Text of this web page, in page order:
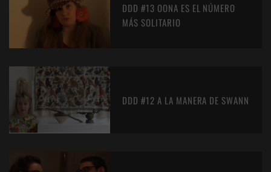
DDD #13 OONA ES EL NÚMERO
MÁS SOLITARIO
DDD #12 A LA MANERA DE SWANN